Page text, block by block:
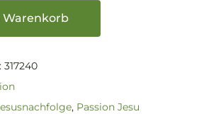
Warenkorb
317240
, Passion Jesu